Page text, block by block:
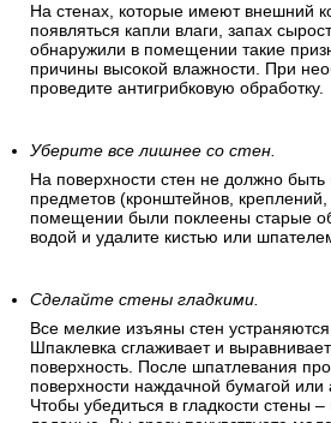
На стенах, которые имеют внешний
появляться капли влаги, запах
обнаружили в помещении такие
причины высокой влажности. При
проведите антигрибковую обработку.
Уберите все лишнее со стен.
На поверхности стен не должно быть
предметов (кронштейнов, креплений,
помещении были поклеены старые
водой и удалите кистью или
Сделайте стены гладкими.
Все мелкие изъяны стен
Шпаклевка сглаживает и
поверхность. После шпатлевания
поверхности наждачной бумагой или
Чтобы убедиться в гладкости стены